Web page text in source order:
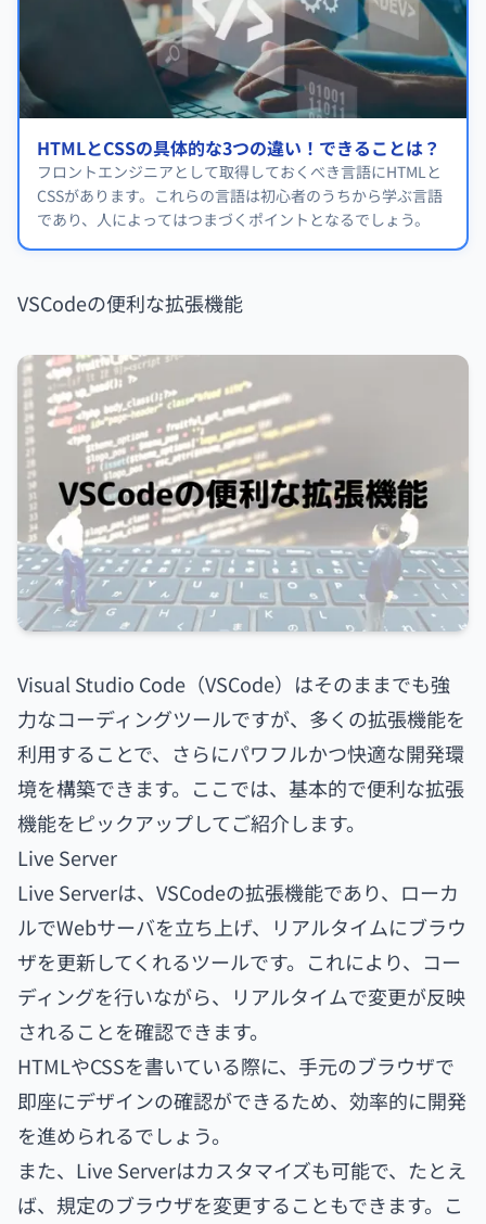
HTMLとCSSの具体的な3つの違い！できることは？
フロントエンジニアとして取得しておくべき言語にHTMLと
CSSがあります。これらの言語は初心者のうちから学ぶ言語
であり、人によってはつまづくポイントとなるでしょう。
VSCodeの便利な拡張機能
Visual Studio Code（VSCode）はそのままでも強
力なコーディングツールですが、多くの拡張機能を
利用することで、さらにパワフルかつ快適な開発環
境を構築できます。ここでは、基本的で便利な拡張
機能をピックアップしてご紹介します。
Live Server
Live Serverは、VSCodeの拡張機能であり、ローカ
ルでWebサーバを立ち上げ、リアルタイムにブラウ
ザを更新してくれるツールです。これにより、コー
ディングを行いながら、リアルタイムで変更が反映
されることを確認できます。
HTMLやCSSを書いている際に、手元のブラウザで
即座にデザインの確認ができるため、効率的に開発
を進められるでしょう。
また、Live Serverはカスタマイズも可能で、たとえ
ば、規定のブラウザを変更することもできます。こ